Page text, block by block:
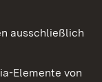
ausschließlich
Elemente von